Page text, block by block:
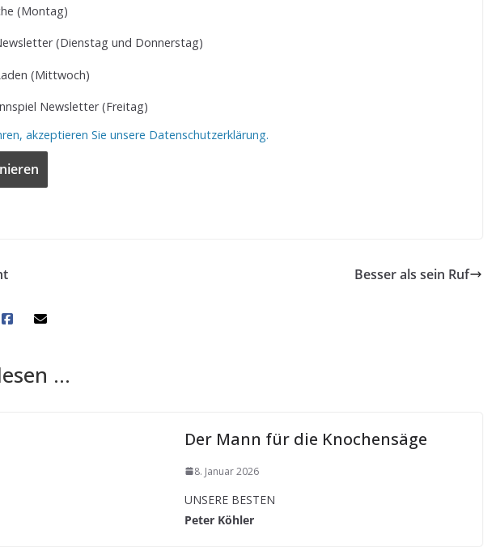
(Montag)
(Dienstag und Donnerstag)
(Mittwoch)
Newsletter (Freitag)
akzeptieren Sie unsere Datenschutzerklärung.
Besser als sein Ruf
...
Der Mann für die Knochensäge
8. Januar 2026
UNSERE BESTEN
Peter Köhler